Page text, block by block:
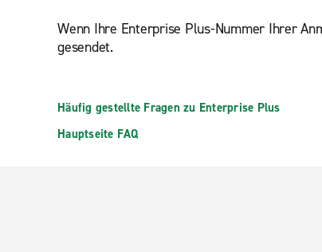
Wenn Ihre Enterprise Plus-Nummer Ihrer
gesendet.
Häufig gestellte Fragen zu Enterprise Plus
Hauptseite FAQ